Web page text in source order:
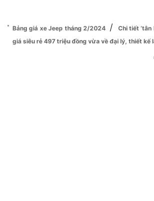
Bảng giá xe Jeep tháng 2/2024 /
Chi tiết ‘tân
giá siêu rẻ 497 triệu đồng vừa về đại lý, thiết kế